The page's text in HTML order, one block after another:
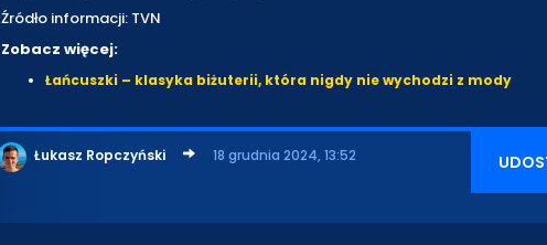
Źródło informacji: TVN
Zobacz więcej:
Łańcuszki – klasyka biżuterii, która nigdy nie wychodzi z mody
Łukasz Ropczyński 18 grudnia 2024, 13:52